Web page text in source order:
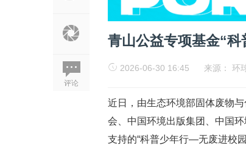
评论
青山公益专项基金“
2026-06-30 16:45 来源： 环
近日，由生态环境部固体废物
会、中国环境出版集团、中国
支持的“科普少年行—无废进校